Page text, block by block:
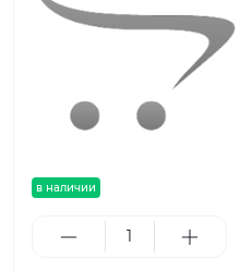
в наличии